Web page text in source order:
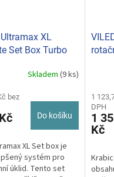
XL
Set Box Turbo
Skladem (9 ks)
bez
Do košíku
XL Set box je
systém pro
úklid. Tento set
je
5,0
z
1
DPH
1
Kč